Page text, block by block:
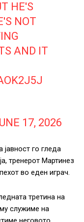
HE'S
NOT
AND IT
17, 2026
го гледа
тренерот Мартинез
во еден играч.
третина на
служиме на